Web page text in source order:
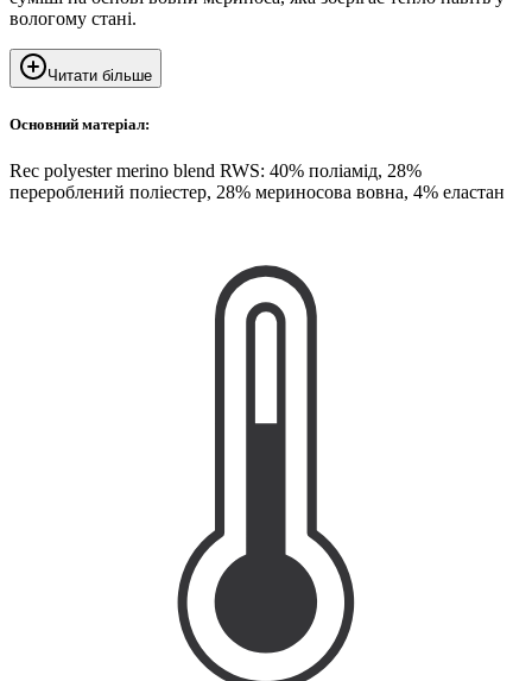
вологому стані.
Читати більше
Основний матеріал:
Rec polyester merino blend RWS: 40% поліамід, 28%
перероблений поліестер, 28% мериносова вовна, 4% еластан